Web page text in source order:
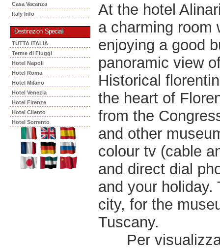
Casa Vacanza
Italy Info
Destinazioni Speciali
TUTTA ITALIA
Terme di Fiuggi
Hotel Napoli
Hotel Roma
Hotel Milano
Hotel Venezia
Hotel Firenze
Hotel Cilento
Hotel Sorrento
At the hotel
a charming room
enjoying a good
panoramic view
Historical
the heart of
from the
and other
colour tv (cable
and direct dial
and your holiday.
city, for the
Tuscany.
Per